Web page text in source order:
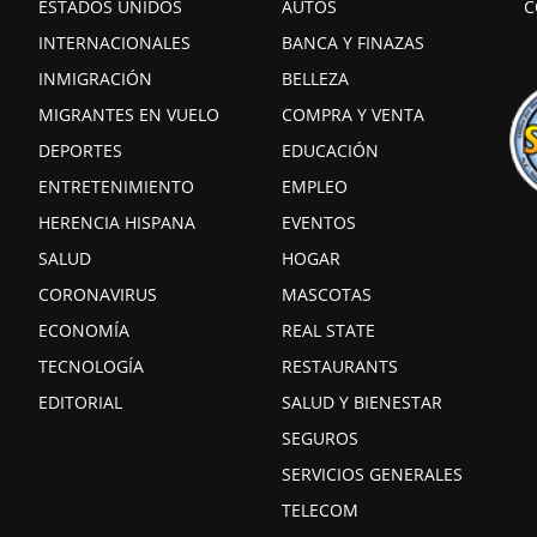
ESTADOS UNIDOS
INTERNACIONALES
INMIGRACIÓN
MIGRANTES EN VUELO
DEPORTES
ENTRETENIMIENTO
HERENCIA HISPANA
SALUD
CORONAVIRUS
ECONOMÍA
TECNOLOGÍA
EDITORIAL
AUTOS
BANCA Y FINAZAS
BELLEZA
COMPRA Y VENTA
EDUCACIÓN
EMPLEO
EVENTOS
HOGAR
MASCOTAS
REAL STATE
RESTAURANTS
SALUD Y BIENESTAR
SEGUROS
SERVICIOS GENERALES
TELECOM